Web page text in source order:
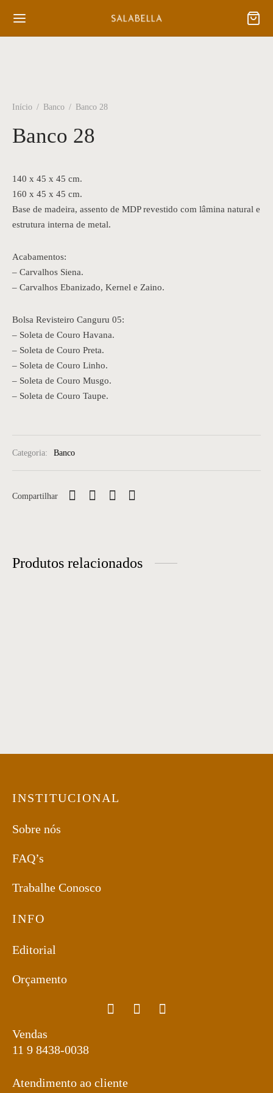
Início / Banco / Banco 28
Banco 28
140 x 45 x 45 cm.
160 x 45 x 45 cm.
Base de madeira, assento de MDP revestido com lâmina natural e
estrutura interna de metal.
Acabamentos:
– Carvalhos Siena.
– Carvalhos Ebanizado, Kernel e Zaino.
Bolsa Revisteiro Canguru 05:
– Soleta de Couro Havana.
– Soleta de Couro Preta.
– Soleta de Couro Linho.
– Soleta de Couro Musgo.
– Soleta de Couro Taupe.
Categoria: Banco
Compartilhar
Produtos relacionados
INSTITUCIONAL
Sobre nós
FAQ’s
Trabalhe Conosco
INFO
Editorial
Orçamento
Vendas
11 9 8438-0038
Atendimento ao cliente